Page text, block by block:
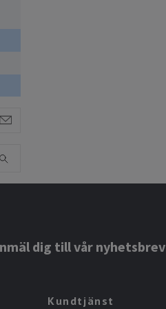
dig till vår nyhetsbrev
Kundtjänst